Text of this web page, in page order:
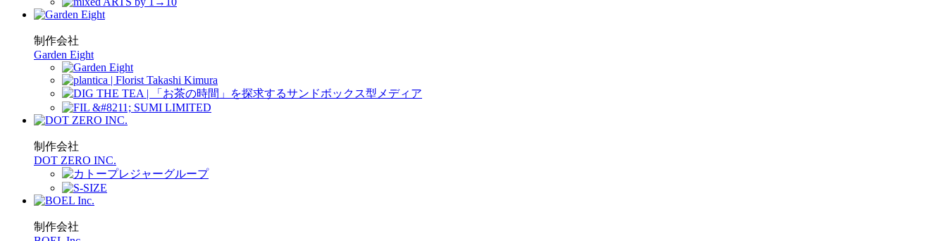
制作会社
Garden Eight
制作会社
DOT ZERO INC.
制作会社